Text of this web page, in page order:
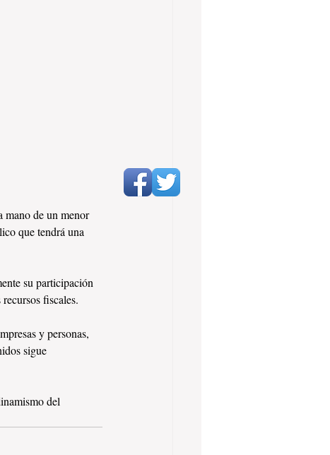
mano de un menor
que tendrá una
su participación
fiscales.
y personas,
sigue
del